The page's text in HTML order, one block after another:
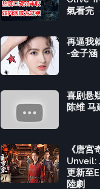
氣看完
再逼我
-金子涵
喜剧悬
陈维 马
《唐宮
Unveil:
更新至
陸劇